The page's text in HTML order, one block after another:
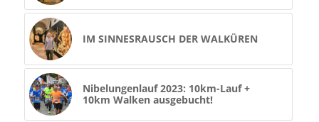
IM SINNESRAUSCH DER WALKÜREN
Nibelungenlauf 2023: 10km-Lauf +
10km Walken ausgebucht!